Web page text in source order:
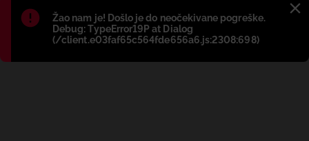
Błąd:
Žao nam je! Došlo je do neočekivane pogreške.
Debug: TypeError19P at Dialog
(/client.e03faf65c564fde656a6.js:2308:698)